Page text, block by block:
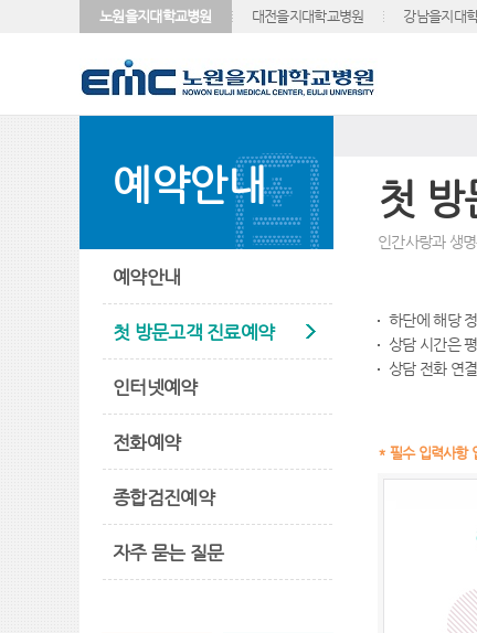
노원을지대학교병원 대전을지대학교병원 강남을지대
예약안내
예약안내
첫 방문고객 진료예약
인터넷예약
전화예약
종합검진예약
자주 묻는 질문
첫 방
인간사랑과 생
하단에 해당
상담 시간은
상담 전화 연
* 필수 입력사항